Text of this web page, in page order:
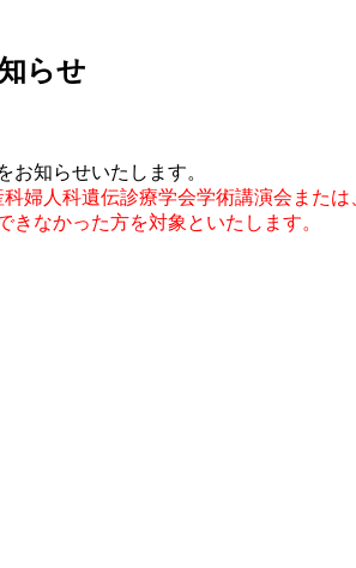
らせ
知らせいたします。
婦人科遺伝診療学会学術講演会また
なかった方を対象といたします。